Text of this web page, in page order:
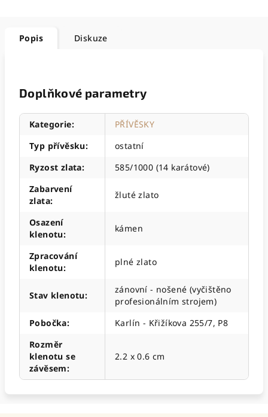
Popis Diskuze
Doplňkové parametry
Kategorie:
PŘÍVĚSKY
Typ přívěsku:
ostatní
Ryzost zlata:
585/1000 (14 karátové)
Zabarvení
zlata:
žluté zlato
Osazení
klenotu:
kámen
Zpracování
klenotu:
plné zlato
Stav klenotu:
zánovní - nošené (vyčištěno
profesionálním strojem)
Pobočka:
Karlín - Křižíkova 255/7, P8
Rozměr
klenotu se
závěsem:
2.2 x 0.6 cm